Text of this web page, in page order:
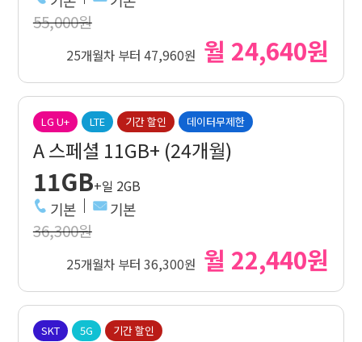
55,000원
25개월차 부터 47,960원 월 24,640원
LG U+ LTE 기간 할인 데이터무제한
A 스페셜 11GB+ (24개월)
11GB+일 2GB
기본 기본
36,300원
25개월차 부터 36,300원 월 22,440원
SKT 5G 기간 할인